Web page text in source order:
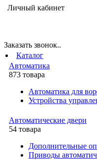
Личный кабинет
Заказать звонок..
Каталог
Автоматика
873 товара
Автоматика для
Устройства
Автоматические двери
54 товара
Дополнительные
Приводы